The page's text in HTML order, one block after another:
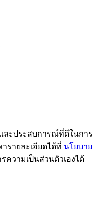
ละประสบการณ์ที่ดีในการ
รายละเอียดได้ที่ นโยบาย
ความเป็นส่วนตัวเองได้